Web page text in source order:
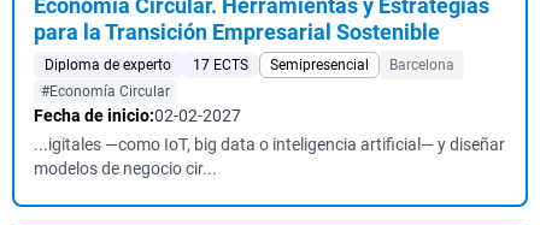
Economía Circular. Herramientas y Estrategias
para la Transición Empresarial Sostenible
Diploma de experto 17 ECTS Semipresencial
Barcelona
#Economía Circular
Fecha de inicio:02-02-2027
...igitales —como IoT, big data o inteligencia artificial— y diseñar
modelos de negocio cir...